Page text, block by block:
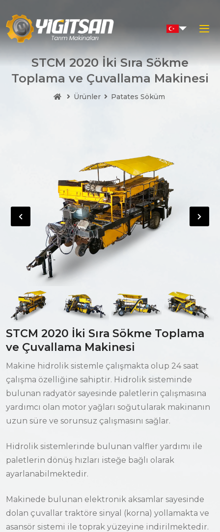
×
Hızlı Menü
Üretim Tesisi
İletişim
E-Katalog
KVKK
Yiğitsan
+90 530 371 85 84
satis@yigitsantarim.com
Nevşehir Organize Sanayi Bölgesi 3. Sk. No:12 Boğaz
Köyü/Merkez/Nevşehir
⁠STCM 2020 İki Sıra Sökme
Toplama ve Çuvallama Makinesi
Ürünler Patates Söküm
⁠STCM 2020 İki Sıra Sökme Toplama
ve Çuvallama Makinesi
Makine hidrolik sistemle çalışmakta olup 24 saat
çalışma özelliğine sahiptir. Hidrolik sisteminde
bulunan radyatör sayesinde paletlerin çalışmasına
yardımcı olan motor yağları soğutularak makinanın
uzun süre ve sorunsuz çalışmasını sağlar.
Hidrolik sistemlerinde bulunan valfler yardımı ile
paletlerin dönüş hızları isteğe bağlı olarak
ayarlanabilmektedir.
Makinede bulunan elektronik aksamlar sayesinde
dolan çuvallar traktöre sinyal (korna) yollamakta ve
asansör sistemi ile toprak yüzeyine indirilmektedir.